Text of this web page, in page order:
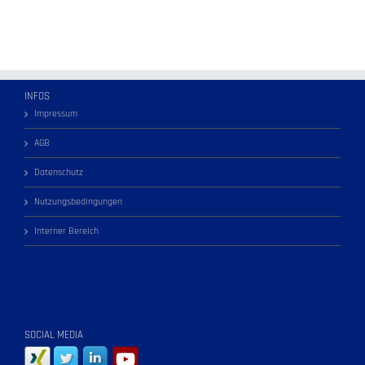
INFOS
Impressum
AGB
Datenschutz
Nutzungsbedingungen
Interner Bereich
SOCIAL MEDIA